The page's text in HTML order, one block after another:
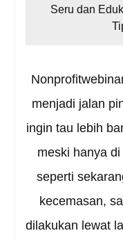
Seru dan
menjadi jalan
ingin tau lebih
meski hanya
seperti
kecemasan,
dilakukan lewat